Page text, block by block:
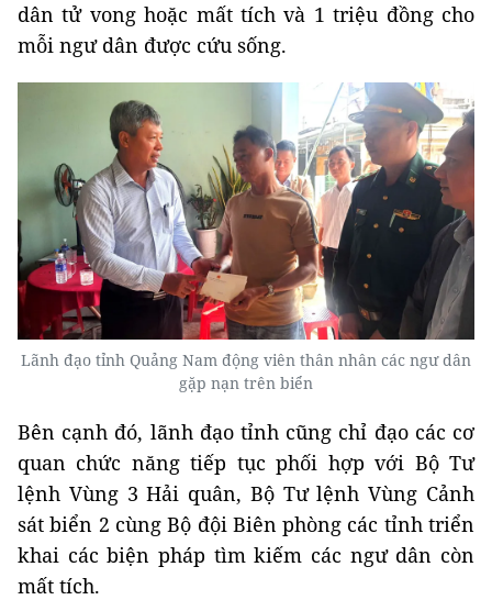
dân tử vong hoặc mất tích và 1 triệu đồng cho
mỗi ngư dân được cứu sống.
Lãnh đạo tỉnh Quảng Nam động viên thân nhân các ngư dân
gặp nạn trên biển
Bên cạnh đó, lãnh đạo tỉnh cũng chỉ đạo các cơ
quan chức năng tiếp tục phối hợp với Bộ Tư
lệnh Vùng 3 Hải quân, Bộ Tư lệnh Vùng Cảnh
sát biển 2 cùng Bộ đội Biên phòng các tỉnh triển
khai các biện pháp tìm kiếm các ngư dân còn
mất tích.